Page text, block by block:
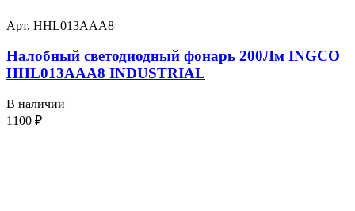
Арт. HHL013AAA8
Налобный светодиодный фонарь 200Лм INGCO
HHL013AAA8 INDUSTRIAL
В наличии
1100 ₽